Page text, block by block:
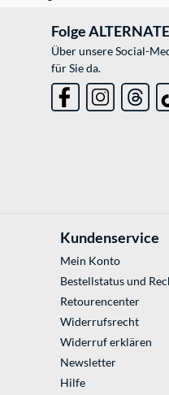
Folge
Über unsere Social-
für Sie da.
Kundenservice
Mein Konto
Bestellstatus und
Retourencenter
Widerrufsrecht
Widerruf erklären
Newsletter
Hilfe